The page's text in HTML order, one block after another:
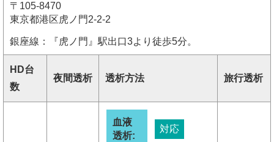
〒105-8470
東京都港区虎ノ門2-2-2
銀座線：『虎ノ門』駅出口3より徒歩5分。
HD台
数
夜間透析 透析方法 旅行透析
血液
透析:
対応